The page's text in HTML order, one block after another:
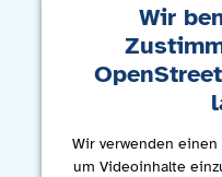
Wir
Wir verwenden
um Videoinhalte